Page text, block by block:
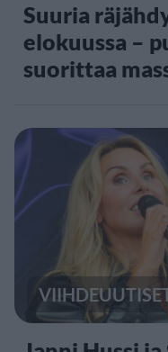
Suuria
elokuussa –
suorittaa